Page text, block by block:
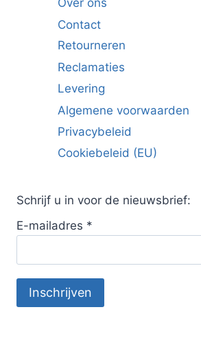
Over ons
Contact
Retourneren
Reclamaties
Levering
Algemene voorwaarden
Privacybeleid
Cookiebeleid (EU)
Schrijf u in voor de nieuwsbrief:
E-mailadres *